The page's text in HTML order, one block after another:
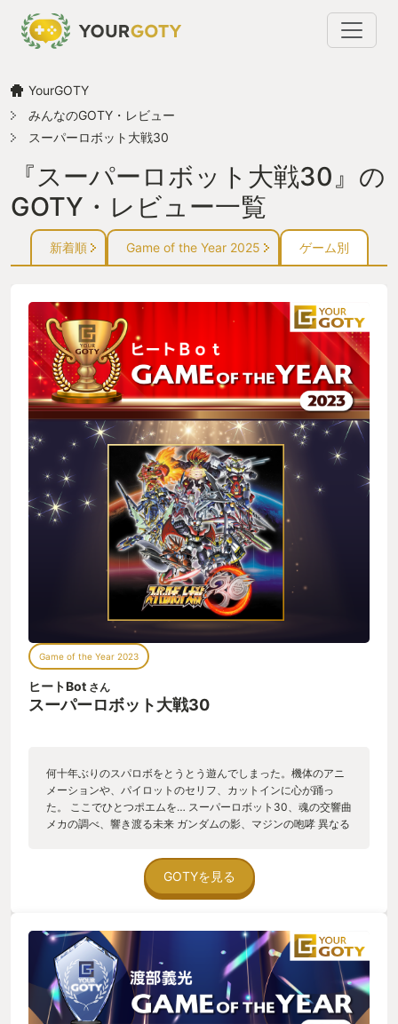
YourGOTY
みんなのGOTY・レビュー
スーパーロボット大戦30
『スーパーロボット大戦30』の
GOTY・レビュー一覧
新着順 Game of the Year 2025 ゲーム別
Game of the Year 2023
ヒートBot さん
スーパーロボット大戦30
何十年ぶりのスパロボをとうとう遊んでしまった。機体のアニ
メーションや、パイロットのセリフ、カットインに心が踊っ
た。 ここでひとつポエムを… スーパーロボット30、魂の交響曲
メカの調べ、響き渡る未来 ガンダムの影、マジンの咆哮 異なる
ットたちの情熱が渦巻く スクランブルキーを握りしめ スーパー
ロボット、舞台の幕開け 戦いのリズム、心に鳴り響く スパロボ
30、冒険の旅路へ このゲームのお陰でQOLが180度変わりまし
GOTYを見る